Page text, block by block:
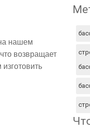
нашем
возвращает